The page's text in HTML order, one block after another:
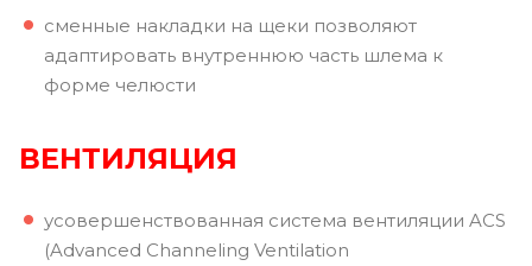
сменные накладки на щеки позволяют
адаптировать внутреннюю часть шлема к
форме челюсти
ВЕНТИЛЯЦИЯ
усовершенствованная система вентиляции ACS
(Advanced Channeling Ventilation